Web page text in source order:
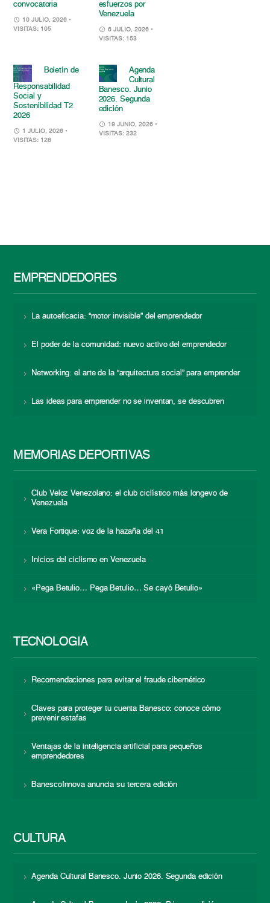
convocatoria
10 JULIO, 2026 •
VISITAS: 105
esfuerzos por
Venezuela
6 JULIO, 2026 •
VISITAS: 153
Boletín de
Responsabilidad
Social y
Sostenibilidad T2
2026
1 JULIO, 2026 •
VISITAS: 128
Agenda
Cultural
Banesco. Junio
2026. Segunda
edición
19 JUNIO, 2026 •
VISITAS: 232
EMPRENDEDORES
La autoeficacia: “motor invisible” del emprendedor
El poder de la comunidad: nuevo activo del emprendedor
Networking: el arte de la “arquitectura social” para emprender
Las ideas para emprender no se inventan, se descubren
MEMORIAS DEPORTIVAS
Club Veloz Venezolano: el club ciclístico más longevo de
Venezuela
Vera Fortique: voz de la hazaña del 41
Inicios del ciclismo en Venezuela
«Pega Betulio… Pega Betulio… Se cayó Betulio»
TECNOLOGÍA
Recomendaciones para evitar el fraude cibernético
Claves para proteger tu cuenta Banesco: conoce cómo
prevenir estafas
Ventajas de la inteligencia artificial para pequeños
emprendedores
BanescoInnova anuncia su tercera edición
CULTURA
Agenda Cultural Banesco. Junio 2026. Segunda edición